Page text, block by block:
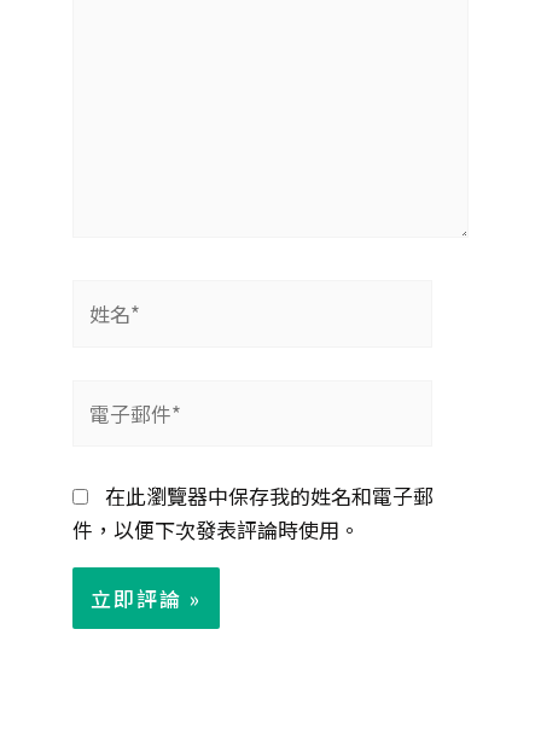
名
件
*
在此瀏覽器中保存我的姓名和電子郵
件，以便下次發表評論時使用。